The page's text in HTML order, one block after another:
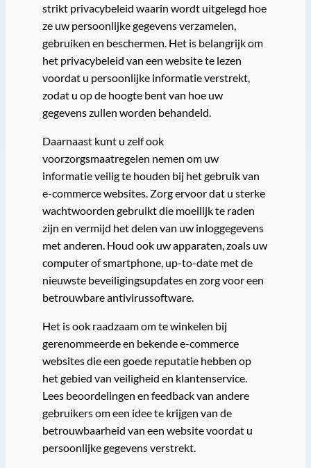
strikt privacybeleid waarin wordt uitgelegd hoe
ze uw persoonlijke gegevens verzamelen,
gebruiken en beschermen. Het is belangrijk om
het privacybeleid van een website te lezen
voordat u persoonlijke informatie verstrekt,
zodat u op de hoogte bent van hoe uw
gegevens zullen worden behandeld.
Daarnaast kunt u zelf ook
voorzorgsmaatregelen nemen om uw
informatie veilig te houden bij het gebruik van
e-commerce websites. Zorg ervoor dat u sterke
wachtwoorden gebruikt die moeilijk te raden
zijn en vermijd het delen van uw inloggegevens
met anderen. Houd ook uw apparaten, zoals uw
computer of smartphone, up-to-date met de
nieuwste beveiligingsupdates en zorg voor een
betrouwbare antivirussoftware.
Het is ook raadzaam om te winkelen bij
gerenommeerde en bekende e-commerce
websites die een goede reputatie hebben op
het gebied van veiligheid en klantenservice.
Lees beoordelingen en feedback van andere
gebruikers om een idee te krijgen van de
betrouwbaarheid van een website voordat u
persoonlijke gegevens verstrekt.